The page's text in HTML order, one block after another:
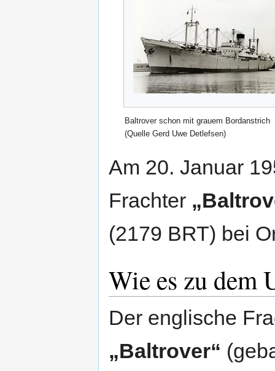
Baltrover schon mit grauem Bordanstrich
(Quelle Gerd Uwe Detlefsen)
Am 20. Januar
Frachter
(2179 BRT) bei
Wie es zu dem
Der englische
„Baltrover“